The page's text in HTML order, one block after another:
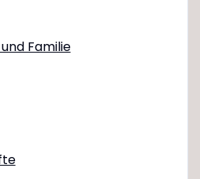
Familie